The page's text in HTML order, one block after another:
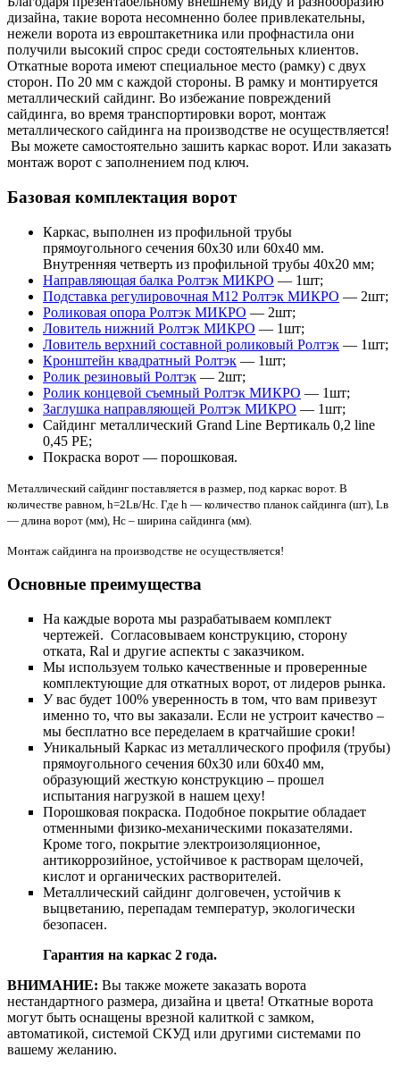
дизайна, такие ворота несомненно более привлекательны,
нежели ворота из евроштакетника или профнастила они
получили высокий спрос среди состоятельных клиентов.
Откатные ворота имеют специальное место (рамку) с двух
сторон. По 20 мм с каждой стороны. В рамку и монтируется
металлический сайдинг. Во избежание повреждений
сайдинга, во время транспортировки ворот, монтаж
металлического сайдинга на производстве не осуществляется!
Вы можете самостоятельно зашить каркас ворот. Или заказать
монтаж ворот с заполнением под ключ.
Базовая комплектация ворот
Каркас, выполнен из профильной трубы
прямоугольного сечения 60х30 или 60х40 мм.
Внутренняя четверть из профильной трубы 40х20 мм;
Направляющая балка Ролтэк МИКРО — 1шт;
Подставка регулировочная М12 Ролтэк МИКРО — 2шт;
Роликовая опора Ролтэк МИКРО — 2шт;
Ловитель нижний Ролтэк МИКРО — 1шт;
Ловитель верхний составной роликовый Ролтэк — 1шт;
Кронштейн квадратный Ролтэк — 1шт;
Ролик резиновый Ролтэк — 2шт;
Ролик концевой съемный Ролтэк МИКРО — 1шт;
Заглушка направляющей Ролтэк МИКРО — 1шт;
Сайдинг металлический Grand Line Вертикаль 0,2 line
0,45 PE;
Покраска ворот — порошковая.
Металлический сайдинг поставляется в размер, под каркас ворот. В
количестве равном, h=2Lв/Hс. Где h — количество планок сайдинга (шт), Lв
— длина ворот (мм), Hс – ширина сайдинга (мм).
Монтаж сайдинга на производстве не осуществляется!
Основные преимущества
На каждые ворота мы разрабатываем комплект
чертежей. Согласовываем конструкцию, сторону
отката, Ral и другие аспекты с заказчиком.
Мы используем только качественные и проверенные
комплектующие для откатных ворот, от лидеров рынка.
У вас будет 100% уверенность в том, что вам привезут
именно то, что вы заказали. Если не устроит качество –
мы бесплатно все переделаем в кратчайшие сроки!
Уникальный Каркас из металлического профиля (трубы)
прямоугольного сечения 60х30 или 60х40 мм,
образующий жесткую конструкцию – прошел
испытания нагрузкой в нашем цеху!
Порошковая покраска. Подобное покрытие обладает
отменными физико-механическими показателями.
Кроме того, покрытие электроизоляционное,
антикоррозийное, устойчивое к растворам щелочей,
кислот и органических растворителей.
Металлический сайдинг долговечен, устойчив к
выцветанию, перепадам температур, экологически
безопасен.
Гарантия на каркас 2 года.
ВНИМАНИЕ: Вы также можете заказать ворота
нестандартного размера, дизайна и цвета! Откатные ворота
могут быть оснащены врезной калиткой с замком,
автоматикой, системой СКУД или другими системами по
вашему желанию.